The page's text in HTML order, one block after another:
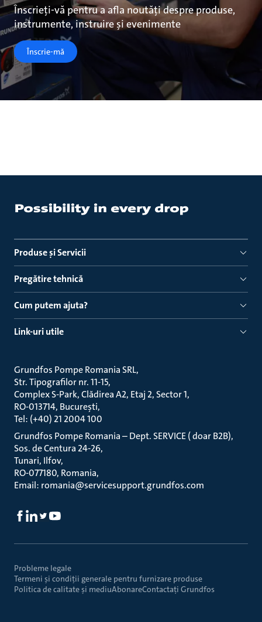
Înscrieți-vă pentru a afla noutăți despre produse,
instrumente, instruire și evenimente
Înscrie-mă
Produse ṣi Servicii
Pregătire tehnică
Cum putem ajuta?
Link-uri utile
Grundfos Pompe Romania SRL
Str. Tipografilor nr. 11-15
Complex S-Park, Clădirea A2, Etaj 2, Sector 1
RO-013714, București
Tel: (+40) 21 2004 100
Grundfos Pompe Romania – Dept. SERVICE ( doar B2B)
Sos. de Centura 24-26
Tunari, Ilfov
RO-077180, Romania
Email: romania@servicesupport.grundfos.com
Probleme legale
Termeni și condiții generale pentru furnizare produse
Politica de calitate și mediuAbonareContactaţi Grundfos